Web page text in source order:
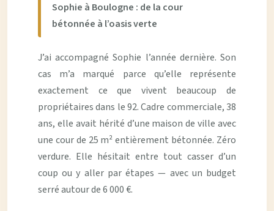
Sophie à Boulogne : de la cour
bétonnée à l’oasis verte
J’ai accompagné Sophie l’année dernière. Son
cas m’a marqué parce qu’elle représente
exactement ce que vivent beaucoup de
propriétaires dans le 92. Cadre commerciale, 38
ans, elle avait hérité d’une maison de ville avec
une cour de 25 m² entièrement bétonnée. Zéro
verdure. Elle hésitait entre tout casser d’un
coup ou y aller par étapes — avec un budget
serré autour de 6 000 €.